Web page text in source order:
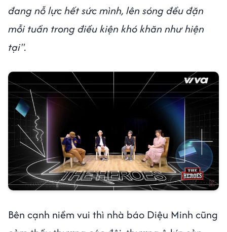
đang nỗ lực hết sức mình, lên sóng đều đặn
mỗi tuần trong điều kiện khó khăn như hiện
tại".
Bên cạnh niềm vui thì nhà báo Diệu Minh cũng